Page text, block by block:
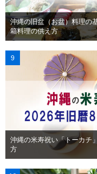
沖縄の旧盆（お盆）料理の
箱料理の供え方
沖縄の米寿祝い「トーカチ
方